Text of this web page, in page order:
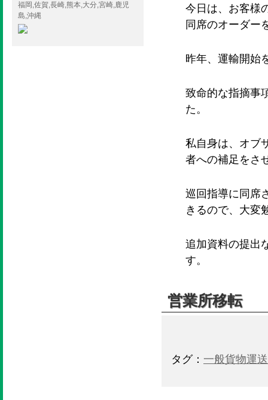
今日は、お客様
同席のオーダー
昨年、運輸開始
致命的な指摘事
た。
私自身は、オブ
者への補足をさ
巡回指導に同席
きるので、大変
追加資料の提出
す。
営業所移転
タグ： 一般貨物運
福岡,佐賀,長崎,熊本,大分,宮崎,鹿児
島,沖縄